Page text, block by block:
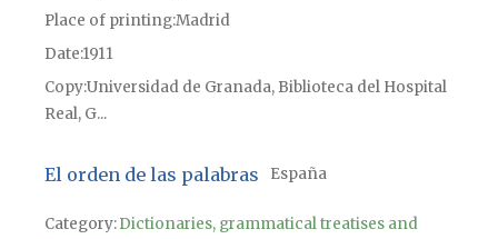
Place of printingMadrid
Date1911
CopyUniversidad de Granada, Biblioteca del Hospital
Real, G...
El orden de las palabras España
Category:Dictionaries, grammatical treatises and